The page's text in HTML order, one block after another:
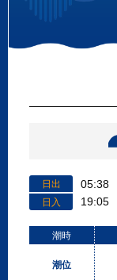
日出 05:38
日入 19:05
潮時
潮位